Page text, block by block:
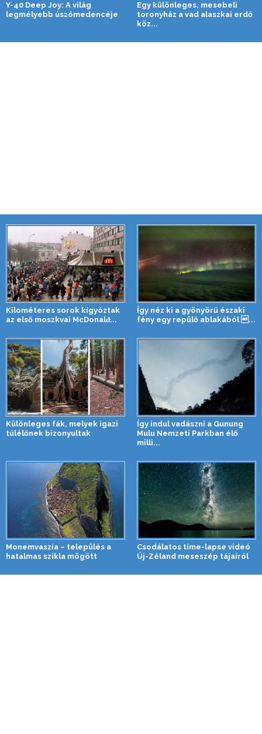
Y-40 Deep Joy: A világ
legmélyebb úszómedencéje
Egy különleges, mesebeli
toronyház a vad alaszkai erdő
köz...
Kilométeres sorok kígyóztak
az első moszkvai McDonald̵...
Így néz ki a gyönyörű északi
fény egy repülő ablakából ...
Különleges fák, melyek igazi
túlélőnek bizonyultak
Így indul vadászni a Gunung
Mulu Nemzeti Parkban élő
milli...
Monemvaszia – település a
hatalmas szikla mögött
Csodálatos time-lapse videó
Új-Zéland meseszép tájairól